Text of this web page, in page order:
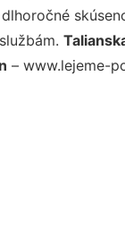
– www.lejeme-